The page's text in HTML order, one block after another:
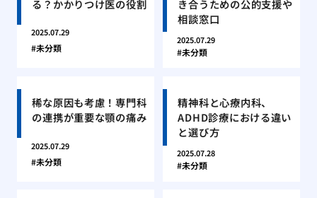
る？かかりつけ医の役割
2025.07.29
未分類
き合うための公的支援や
相談窓口
2025.07.29
未分類
稀な原因も考慮！専門科
の連携が重要な顎の痛み
2025.07.29
未分類
精神科と心療内科、
ADHD診療における違い
と選び方
2025.07.28
未分類